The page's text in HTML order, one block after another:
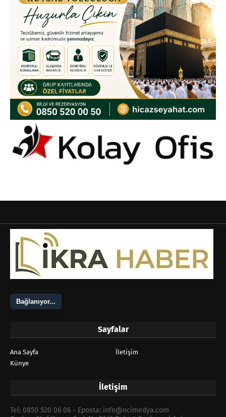
Bağlanıyor...
Sayfalar
Ana Sayfa
İletişim
Künye
İletişim
Tel: 0850 520 06 06 - Eposta: info@ncimedya.com